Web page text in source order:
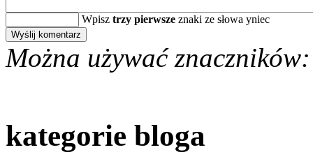
Wpisz trzy pierwsze znaki ze słowa yniec
Można używać znaczników:
kategorie bloga